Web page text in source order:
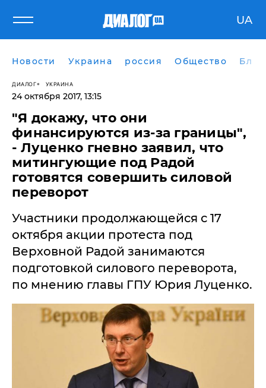
UA
Новости Украина россия Общество
ДИАЛОГ УКРАИНА
24 октября 2017, 13:15
"Я докажу, что они
финансируются из-за границы",
- Луценко гневно заявил, что
митингующие под Радой
готовятся совершить силовой
переворот
Участники продолжающейся с 17
октября акции протеста под
Верховной Радой занимаются
подготовкой силового переворота,
по мнению главы ГПУ Юрия Луценко.